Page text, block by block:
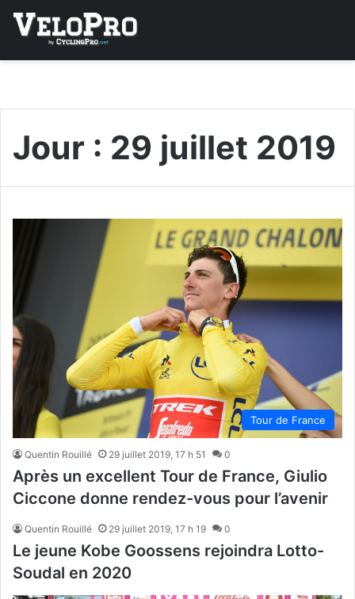
Jour : 29 juillet 2019
Tour de France
Quentin Rouillé 29 juillet 2019, 17 h 51 0
Après un excellent Tour de France, Giulio
Ciccone donne rendez-vous pour l’avenir
Quentin Rouillé 29 juillet 2019, 17 h 19 0
Le jeune Kobe Goossens rejoindra Lotto-
Soudal en 2020